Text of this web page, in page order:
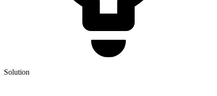
Solution